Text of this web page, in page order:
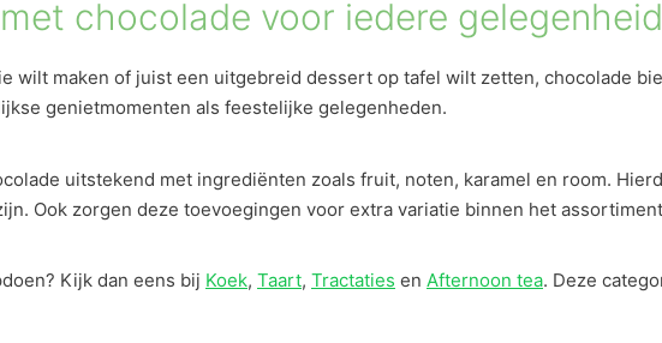
chocolade voor iedere gelegenheid
wilt maken of juist een uitgebreid dessert op tafel wilt zetten, chocolade
genietmomenten als feestelijke gelegenheden.
uitstekend met ingrediënten zoals fruit, noten, karamel en room.
Ook zorgen deze toevoegingen voor extra variatie binnen het
Kijk dan eens bij Koek, Taart, Tractaties en Afternoon tea. Deze